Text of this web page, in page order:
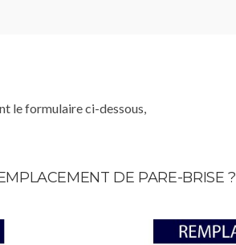
le formulaire ci-dessous,
DE PARE-BRISE ?